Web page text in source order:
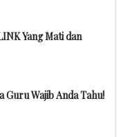
Yang Mati dan
Guru Wajib Anda Tahu!